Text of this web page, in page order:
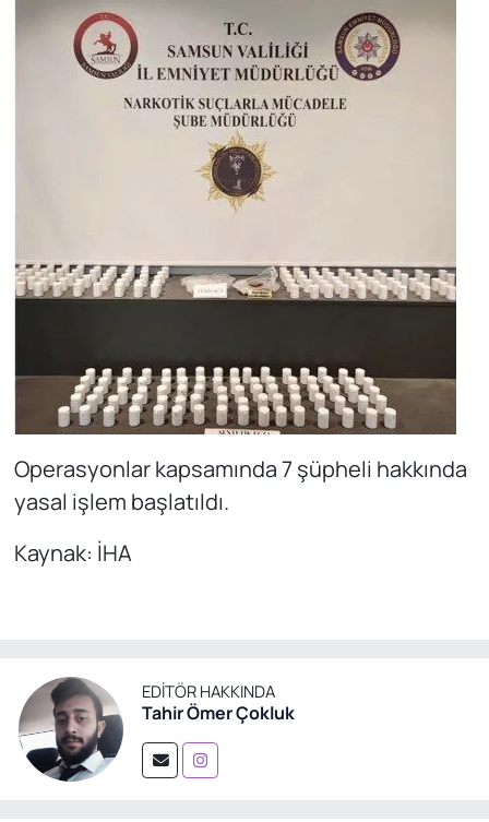
Operasyonlar kapsamında 7 şüpheli hakkında
yasal işlem başlatıldı.
Kaynak: İHA
EDITÖR HAKKINDA
Tahir Ömer Çokluk